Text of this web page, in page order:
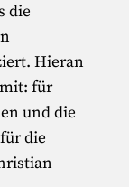
die
Hieran
für
und die
die